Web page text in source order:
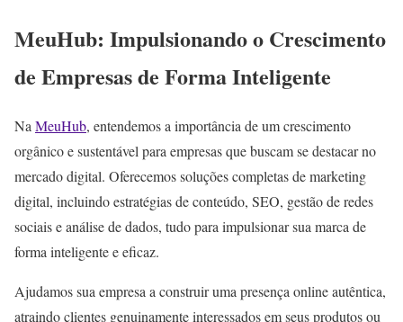
MeuHub: Impulsionando o Crescimento
de Empresas de Forma Inteligente
Na MeuHub, entendemos a importância de um crescimento
orgânico e sustentável para empresas que buscam se destacar no
mercado digital. Oferecemos soluções completas de marketing
digital, incluindo estratégias de conteúdo, SEO, gestão de redes
sociais e análise de dados, tudo para impulsionar sua marca de
forma inteligente e eficaz.
Ajudamos sua empresa a construir uma presença online autêntica,
atraindo clientes genuinamente interessados em seus produtos ou